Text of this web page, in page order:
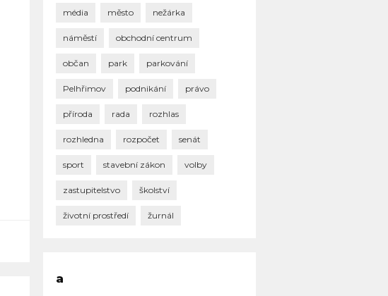
média město nežárka
náměstí obchodní centrum
občan park parkování
Pelhřimov podnikání právo
příroda rada rozhlas
rozhledna rozpočet senát
sport stavební zákon volby
zastupitelstvo školství
životní prostředí žurnál
a